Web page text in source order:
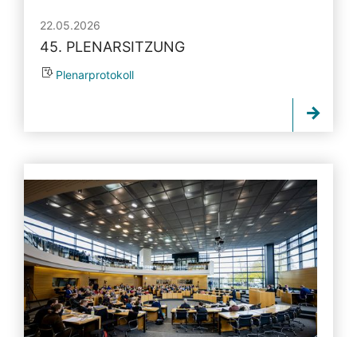
22.05.2026
45. PLENARSITZUNG
Plenarprotokoll